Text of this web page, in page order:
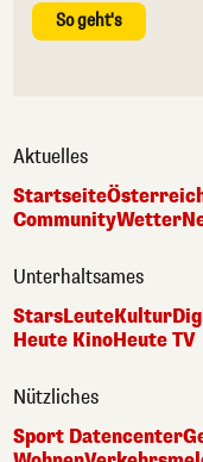
So geht's
Aktuelles
Startseite
CommunityWetter
Unterhaltsames
StarsLeuteKultur
Heute KinoHeute TV
Nützliches
Sport Datencenter